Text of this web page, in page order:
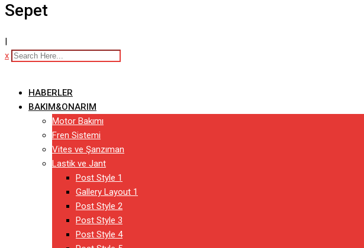
Sepet
x
HABERLER
BAKIM&ONARIM
Motor Bakımı
Fren Sistemi
Vites ve Şanzıman
Lastik ve Jant
Post Style 1
Gallery Layout 1
Post Style 2
Post Style 3
Post Style 4